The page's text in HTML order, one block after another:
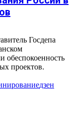
Госдепа
обеспокоенность
проектов.
дзен